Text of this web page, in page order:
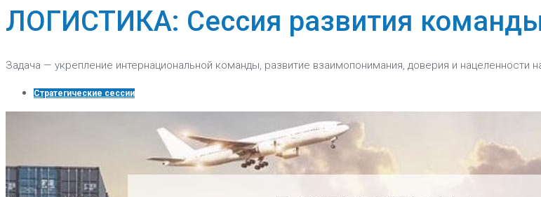
ЛОГИСТИКА: Сессия развития
Задача — укрепление интернациональной команды, развитие взаимопонимания, доверия и нацеленности
Стратегические сессии